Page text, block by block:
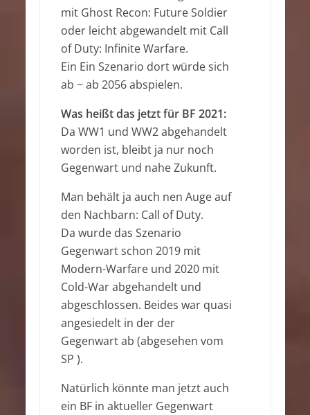
mit Ghost Recon: Future Soldier
oder leicht abgewandelt mit Call
of Duty: Infinite Warfare.
Ein Ein Szenario dort würde sich
ab ~ ab 2056 abspielen.
Was heißt das jetzt für BF 2021:
Da WW1 und WW2 abgehandelt
worden ist, bleibt ja nur noch
Gegenwart und nahe Zukunft.
Man behält ja auch nen Auge auf
den Nachbarn: Call of Duty.
Da wurde das Szenario
Gegenwart schon 2019 mit
Modern-Warfare und 2020 mit
Cold-War abgehandelt und
abgeschlossen. Beides war quasi
angesiedelt in der der
Gegenwart ab (abgesehen vom
SP ).
Natürlich könnte man jetzt auch
ein BF in aktueller Gegenwart